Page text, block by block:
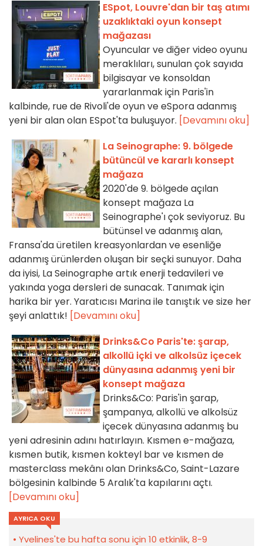
ESpot, Louvre'dan bir taş atımı
uzaklıktaki oyun konsept
mağazası
Oyuncular ve diğer video oyunu
meraklıları, sunulan çok sayıda
bilgisayar ve konsoldan
yararlanmak için Paris'in
kalbinde, rue de Rivoli'de oyun ve eSpora adanmış
yeni bir alan olan ESpot'ta buluşuyor. [Devamını oku]
La Seinographe: 9. bölgede
bütüncül ve kararlı konsept
mağaza
2020'de 9. bölgede açılan
konsept mağaza La
Seinographe'ı çok seviyoruz. Bu
bütünsel ve adanmış alan,
Fransa'da üretilen kreasyonlardan ve esenliğe
adanmış ürünlerden oluşan bir seçki sunuyor. Daha
da iyisi, La Seinographe artık enerji tedavileri ve
yakında yoga dersleri de sunacak. Tanımak için
harika bir yer. Yaratıcısı Marina ile tanıştık ve size her
şeyi anlattık! [Devamını oku]
Drinks&Co Paris'te: şarap,
alkollü içki ve alkolsüz içecek
dünyasına adanmış yeni bir
konsept mağaza
Drinks&Co: Paris'in şarap,
şampanya, alkollü ve alkolsüz
içecek dünyasına adanmış bu
yeni adresinin adını hatırlayın. Kısmen e-mağaza,
kısmen butik, kısmen kokteyl bar ve kısmen de
masterclass mekânı olan Drinks&Co, Saint-Lazare
bölgesinin kalbinde 5 Aralık'ta kapılarını açtı.
[Devamını oku]
AYRICA OKU
Yvelines'te bu hafta sonu için 10 etkinlik, 8-9